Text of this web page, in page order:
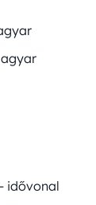
idővonal